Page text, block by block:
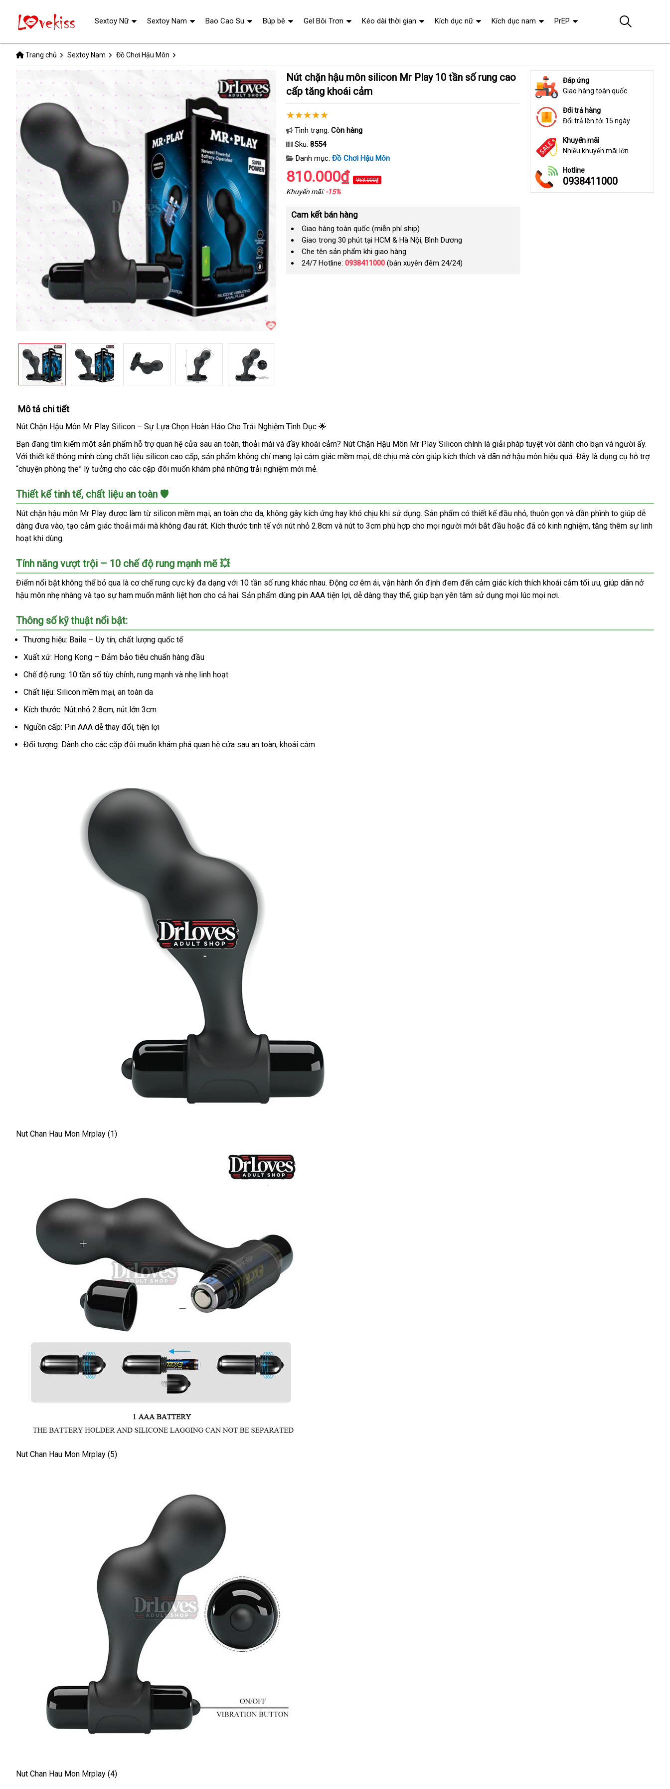
Trang chủ Sextoy Nam Đồ Chơi Hậu Môn
Nút chặn hậu môn silicon Mr Play 10 tần số rung cao
cấp tăng khoái cảm
Tình trạng: Còn hàng
Sku: 8554
Danh mục: Đồ Chơi Hậu Môn
810.000₫ 953.000₫
Khuyến mãi:-15%
Cam kết bán hàng
Giao hàng toàn quốc (miễn phí ship)
Giao trong 30 phút tại HCM & Hà Nội, Bình Dương
Che tên sản phẩm khi giao hàng
24/7 Hotline: 0938411000(bán xuyên đêm 24/24)
Đáp ứng
Giao hàng toàn quốc
Đổi trả hàng
Đổi trả lên tới 15 ngày
Khuyến mãi
Nhiều khuyến mãi lớn
Hotline
0938411000
Mô tả chi tiết
Nút Chặn Hậu Môn Mr Play Silicon – Sự Lựa Chọn Hoàn Hảo Cho Trải Nghiệm Tình Dục 🌟
Bạn đang tìm kiếm một sản phẩm hỗ trợ quan hệ cửa sau an toàn, thoải mái và đầy khoái cảm? Nút Chặn Hậu Môn Mr Play Silicon chính là giải pháp tuyệt vời dành cho bạn và người ấy.
Với thiết kế thông minh cùng chất liệu silicon cao cấp, sản phẩm không chỉ mang lại cảm giác mềm mại, dễ chịu mà còn giúp kích thích và dãn nở hậu môn hiệu quả. Đây là dụng cụ hỗ trợ
“chuyện phòng the” lý tưởng cho các cặp đôi muốn khám phá những trải nghiệm mới mẻ.
Thiết kế tinh tế, chất liệu an toàn 🛡️
Nút chặn hậu môn Mr Play được làm từ silicon mềm mại, an toàn cho da, không gây kích ứng hay khó chịu khi sử dụng. Sản phẩm có thiết kế đầu nhỏ, thuôn gọn và dần phình to giúp dễ
dàng đưa vào, tạo cảm giác thoải mái mà không đau rát. Kích thước tinh tế với nút nhỏ 2.8cm và nút to 3cm phù hợp cho mọi người mới bắt đầu hoặc đã có kinh nghiệm, tăng thêm sự linh
hoạt khi dùng.
Tính năng vượt trội – 10 chế độ rung mạnh mẽ 💥
Điểm nổi bật không thể bỏ qua là cơ chế rung cực kỳ đa dạng với 10 tần số rung khác nhau. Động cơ êm ái, vận hành ổn định đem đến cảm giác kích thích khoái cảm tối ưu, giúp dãn nở
hậu môn nhẹ nhàng và tạo sự ham muốn mãnh liệt hơn cho cả hai. Sản phẩm dùng pin AAA tiện lợi, dễ dàng thay thế, giúp bạn yên tâm sử dụng mọi lúc mọi nơi.
Thông số kỹ thuật nổi bật:
Thương hiệu: Baile – Uy tín, chất lượng quốc tế
Xuất xứ: Hong Kong – Đảm bảo tiêu chuẩn hàng đầu
Chế độ rung: 10 tần số tùy chỉnh, rung mạnh và nhẹ linh hoạt
Chất liệu: Silicon mềm mại, an toàn da
Kích thước: Nút nhỏ 2.8cm, nút lớn 3cm
Nguồn cấp: Pin AAA dễ thay đổi, tiện lợi
Đối tượng: Dành cho các cặp đôi muốn khám phá quan hệ cửa sau an toàn, khoái cảm
Nut Chan Hau Mon Mrplay (1)
Nut Chan Hau Mon Mrplay (5)
Nut Chan Hau Mon Mrplay (4)
Sextoy Nữ Sextoy Nam Bao Cao Su Búp bê Gel Bôi Trơn Kéo dài thời gian Kích dục nữ Kích dục nam PrEP